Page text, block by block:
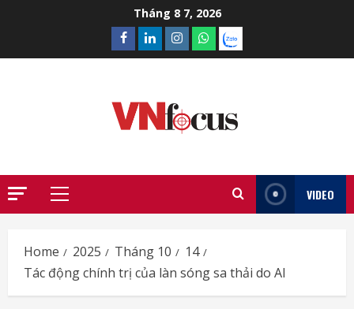
Tháng 8 7, 2026
Facebook
LinkedinInstagram
What’sapp
Zalo
Primary
VIDEO
Home 2025 Tháng 10
14
Tác động chính trị của làn sóng sa thải do AI